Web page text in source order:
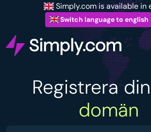
Simply.com is available in
Switch language to english
Registrera
domän